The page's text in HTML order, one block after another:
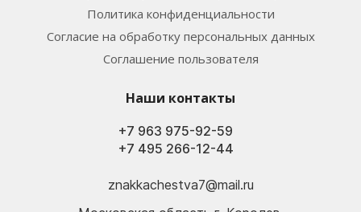
Политика конфиденциальности
Согласие на обработку персональных данных
Соглашение пользователя
Наши контакты
+7 495 266-12-44
+7 963 975-92-59
znakkachestva7@mail.ru